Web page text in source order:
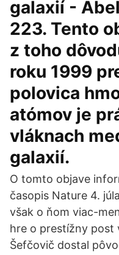
galaxií -
223. Tento
z toho
roku 1999
polovica
atómov je
vláknach
galaxií.
O tomto objave
časopis Nature 4.
však o ňom viac-
hre o prestížny post
Šefčovič dostal